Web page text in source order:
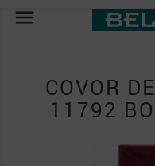

COVOR
11792